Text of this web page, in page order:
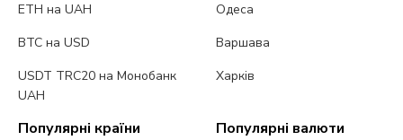
ETH на UAH
BTC на USD
USDT TRC20 на Монобанк
UAH
Одеса
Варшава
Харків
Популярні країни Популярні валюти